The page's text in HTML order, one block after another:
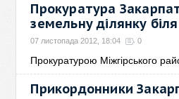
Прокуратура
земельну ділянку
07 листопада 2012, 18:04 0
Прокуратурою Міжгірського
Прикордонники